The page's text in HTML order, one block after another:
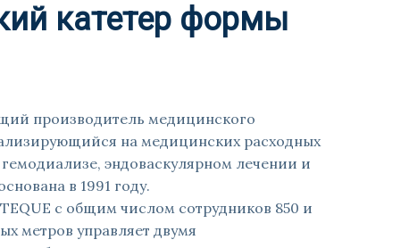
катетер формы
производитель медицинского
на медицинских расходных
эндоваскулярном лечении и
в 1991 году.
с общим числом сотрудников 850 и
метров управляет двумя